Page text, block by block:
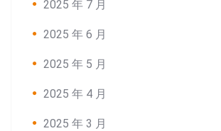
2025 年 7 月
2025 年 6 月
2025 年 5 月
2025 年 4 月
2025 年 3 月